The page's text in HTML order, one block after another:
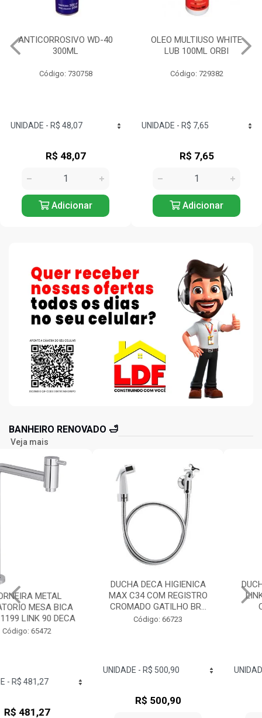
ANTICORROSIVO WD-40
300ML
Código: 730758
R$ 48,07
Adicionar
OLEO MULTIUSO WHITE
LUB 100ML ORBI
Código: 729382
R$ 7,65
Adicionar
BANHEIRO RENOVADO 🛁
Veja mais
DUCHA DECA HIGIENICA
MAX C34 COM REGISTRO
CROMADO GATILHO BR...
Código: 66723
DUCHA DECA HIGIENICA
LINK COM DERIVAÇÃO
COM REGISTRO
CROMADO...
R$ 442,53